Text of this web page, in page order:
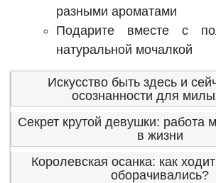
разными ароматами
Подарите вместе с
натуральной мочалкой
Искусство быть здесь и
осознанности для
Секрет крутой девушки: работа
в жизни
Королевская осанка: как
оборачивались?